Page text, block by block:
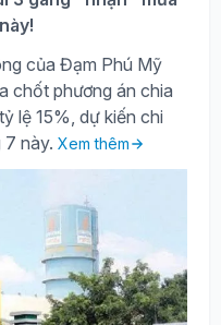
của Đạm Phú Mỹ
chốt phương án chia
lệ 15%, dự kiến chi
này. Xem thêm